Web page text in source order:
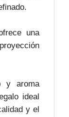
una
y aroma
ideal
y el